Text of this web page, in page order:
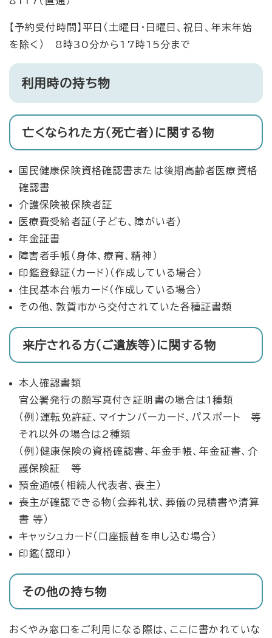
【予約受付時間】平日（土曜日・日曜日、祝日、年末年始
を除く） 8時30分から17時15分まで
利用時の持ち物
亡くなられた方（死亡者）に関する物
国民健康保険資格確認書または後期高齢者医療資格
確認書
介護保険被保険者証
医療費受給者証（子ども、障がい者）
年金証書
障害者手帳（身体、療育、精神）
印鑑登録証（カード）（作成している場合）
住民基本台帳カード（作成している場合）
その他、敦賀市から交付されていた各種証書類
来庁される方（ご遺族等）に関する物
本人確認書類
官公署発行の顔写真付き証明書の場合は1種類
（例）運転免許証、マイナンバーカード、パスポート 等
それ以外の場合は2種類
（例）健康保険の資格確認書、年金手帳、年金証書、介
護保険証 等
預金通帳（相続人代表者、喪主）
喪主が確認できる物（会葬礼状、葬儀の見積書や清算
書 等）
キャッシュカード（口座振替を申し込む場合）
印鑑（認印）
その他の持ち物
おくやみ窓口をご利用になる際は、ここに書かれていな